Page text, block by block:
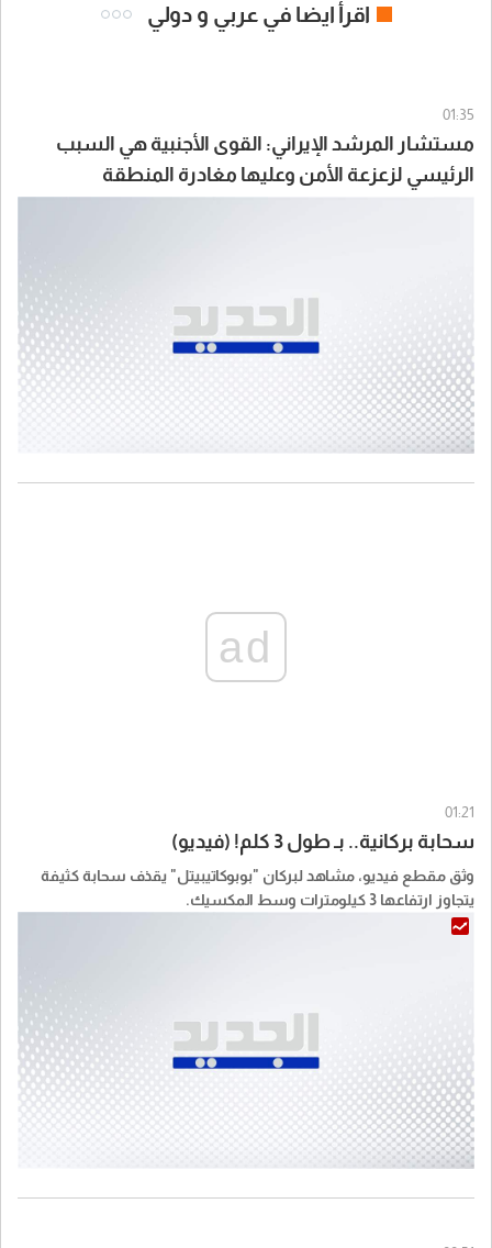
اقرأ ايضا في عربي و دولي
01:35
مستشار المرشد الإيراني: القوى الأجنبية هي السبب
الرئيسي لزعزعة الأمن وعليها مغادرة المنطقة
ad
01:21
سحابة بركانية.. بـ طول 3 كلم! (فيديو)
وثق مقطع فيديو، مشاهد لبركان "بوبوكاتيبيتل" يقذف سحابة كثيفة
يتجاوز ارتفاعها 3 كيلومترات وسط المكسيك.